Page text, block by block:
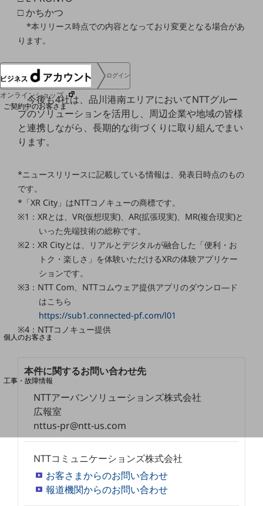
NTTドコモグループ
ログイン
オンラインショップ
ご契約中のお客さま
サービス別サポート情報
ご契約中サービスの一元管理
Web明細(ビリングステーション)
料金分析(ご利用料金管理サービス)
Web明細(My docomo)
個人のお客さま
OCNなど
工事・故障情報
お客さまサポートサイト
SDPFナレッジセンター
NTTドコモ 通信障害情報
□ かちかつ
*本リリース時点での内容となっており変更となる場合があ
ります。
5.今後の展開
今後も4社は、品川港南エリアにおいてNTTグルー
プのソリューションを活用し、周辺企業や地域の皆様
と連携しながら、長期的な街づくりに取り組んでまい
ります。
*ニュースリリースに記載している情報は、発表日時点のもの
です。
*「XR City」はNTTコノキューの商標です。
※1：XRとは、VR(仮想現実)、AR(拡張現実)、MR(複合現実)と
いった先端技術の総称です。
※2：XR Cityとは、リアルとデジタルが融合した「便利・お
トク・楽しさ」を体験いただけるXRの体験アプリケー
ションです。
※3：NTT Com、NTTコムウェア提供アプリのダウンロ―ド
はこちら
https://sub1.connected-pf.com/l01
※4：NTTコノキュー提供
本件に関するお問い合わせ先
NTTアーバンソリューションズ株式会社
広報室
nttus-pr@ntt-us.com
NTTコミュニケーションズ株式会社
お客さまからのお問い合わせ
報道機関からのお問い合わせ